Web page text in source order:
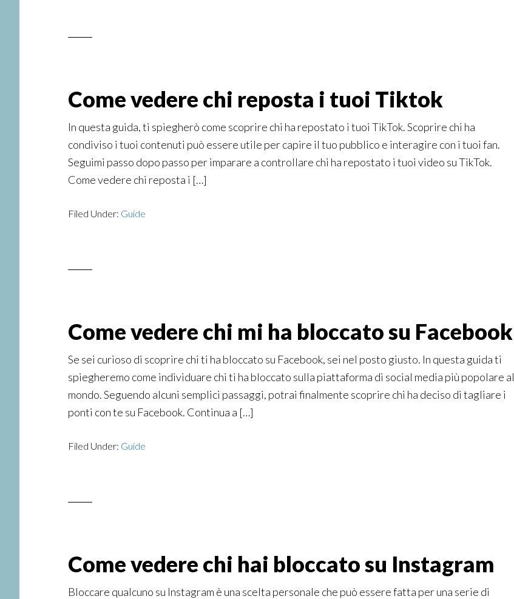
Come vedere chi reposta i tuoi Tiktok
In questa guida, ti spiegherò come scoprire chi ha repostato i tuoi TikTok. Scoprire chi ha
condiviso i tuoi contenuti può essere utile per capire il tuo pubblico e interagire con i tuoi fan.
Seguimi passo dopo passo per imparare a controllare chi ha repostato i tuoi video su TikTok.
Come vedere chi reposta i […]
Filed Under: Guide
Come vedere chi mi ha bloccato su Facebook
Se sei curioso di scoprire chi ti ha bloccato su Facebook, sei nel posto giusto. In questa guida ti
spiegheremo come individuare chi ti ha bloccato sulla piattaforma di social media più popolare al
mondo. Seguendo alcuni semplici passaggi, potrai finalmente scoprire chi ha deciso di tagliare i
ponti con te su Facebook. Continua a […]
Filed Under: Guide
Come vedere chi hai bloccato su Instagram
Bloccare qualcuno su Instagram è una scelta personale che può essere fatta per una serie di